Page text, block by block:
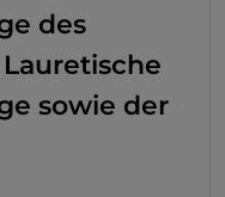
des
sowie der